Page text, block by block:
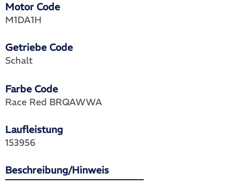
Motor Code
Getriebe Code
M1DA1H
Schalt
Farbe Code
Laufleistung
Race Red BRQAWWA
153956
Beschreibung/Hinweis